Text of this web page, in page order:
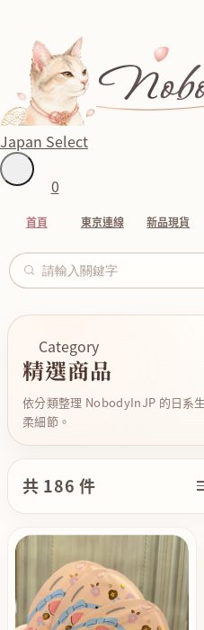
Japan Select
0
首頁 東京連線 新品現貨
Category
精選商品
依分類整理 NobodyInJP 的日系
柔細節。
共 186 件